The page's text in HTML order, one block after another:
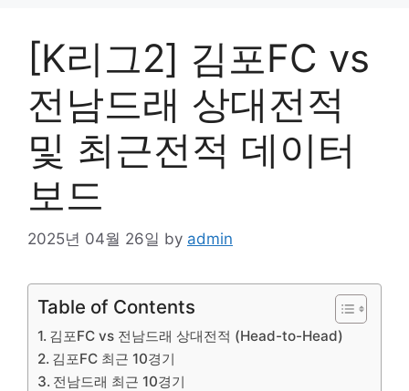
[K리그2] 김포FC vs
전남드래 상대전적
및 최근전적 데이터
보드
2025년 04월 26일 by admin
Table of Contents
김포FC vs 전남드래 상대전적 (Head-to-Head)
김포FC 최근 10경기
전남드래 최근 10경기